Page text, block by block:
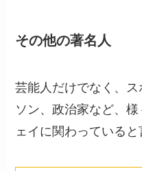
その他の著名人
芸能人だけでなく、
ソン、政治家など、
ェイに関わっていると